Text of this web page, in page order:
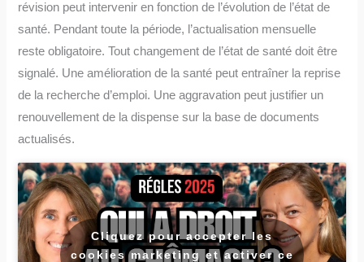
révision peut intervenir en fonction de l’évolution de l’état de
santé. Pendant toute la période, l’actualisation mensuelle
reste obligatoire. Tout changement de l’état de santé doit être
signalé. Une amélioration de la santé peut entraîner la reprise
de la recherche d’emploi. Une aggravation peut justifier un
renouvellement de la dispense sur la base de documents
actualisés.
Cliquez pour accepter les
cookies marketing et activer ce